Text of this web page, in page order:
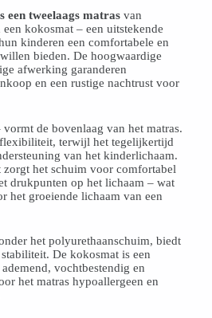
een tweelaags matrasvan
kokosmat – een uitstekende
kinderen een comfortabele en
bieden. De hoogwaardige
afwerking garanderen
en een rustige nachtrust voor
vormt de bovenlaag van het matras.
terwijl het tegelijkertijd
van het kinderlichaam.
het schuim voor comfortabel
drukpunten op het lichaam – wat
het groeiende lichaam van een
het polyurethaanschuim, biedt
De kokosmat is een
vochtbestendig en
het matras hypoallergeen en